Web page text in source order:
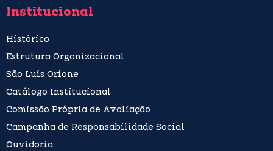
Institucional
Histórico
Estrutura Organizacional
São Luís Orione
Catálogo Institucional
Comissão Própria de Avaliação
Campanha de Responsabilidade Social
Ouvidoria